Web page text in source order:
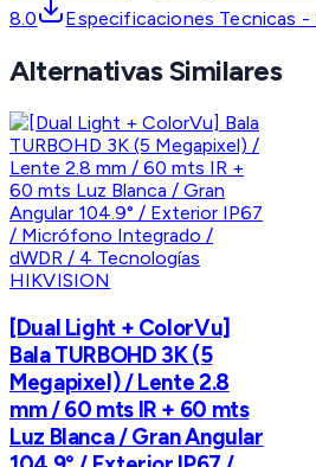
8.0
Especificaciones Tecnicas -
Alternativas Similares
HIKVISION
[Dual Light + ColorVu]
Bala TURBOHD 3K (5
Megapixel) / Lente 2.8
mm / 60 mts IR + 60 mts
Luz Blanca / Gran Angular